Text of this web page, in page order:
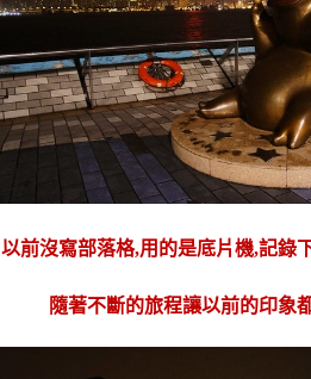
以前沒寫部落格,用的是底片機,記錄
隨著不斷的旅程讓以前的印象